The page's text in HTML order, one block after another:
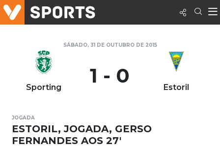
SÁBADO, 31 DE OUTUBRO DE 2015
Sporting 1 - 0 Estoril
JOGADA
ESTORIL, JOGADA, GERSO
FERNANDES AOS 27'